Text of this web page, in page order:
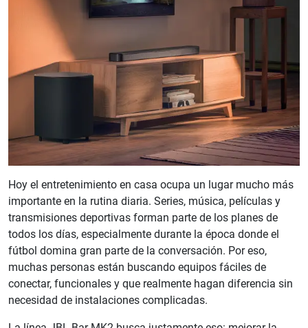
Hoy el entretenimiento en casa ocupa un lugar mucho más
importante en la rutina diaria. Series, música, películas y
transmisiones deportivas forman parte de los planes de
todos los días, especialmente durante la época donde el
fútbol domina gran parte de la conversación. Por eso,
muchas personas están buscando equipos fáciles de
conectar, funcionales y que realmente hagan diferencia sin
necesidad de instalaciones complicadas.